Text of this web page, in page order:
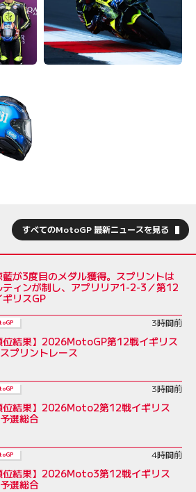
すべてのMotoGP 最新ニュースを見る
藍が3度目のメダル獲得。スプリントは
ティンが制し、アプリリア1-2-3／第12
ギリスGP
3時間前
位結果】2026MotoGP第12戦イギリス
プリントレース
3時間前
位結果】2026Moto2第12戦イギリス
選総合
4時間前
位結果】2026Moto3第12戦イギリス
選総合